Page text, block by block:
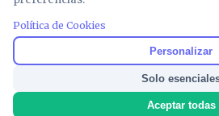
Noticias y análisis de
inversión y política.
para entender lo que
país.
Política de Cookies
Personalizar
Solo
Aceptar todas